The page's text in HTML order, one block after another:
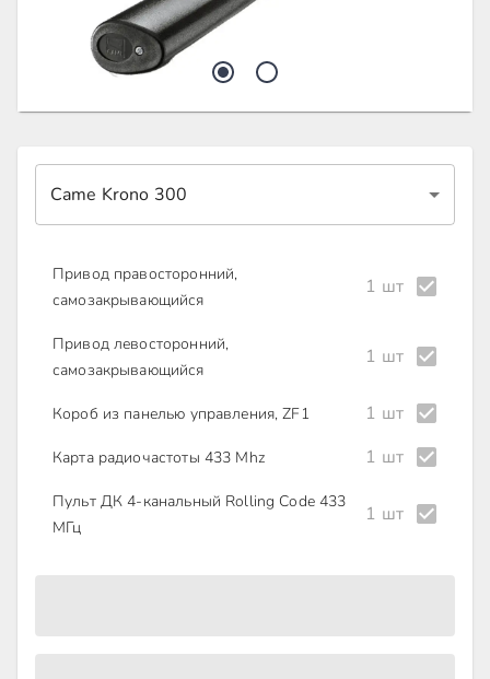
Came Krono 300
Привод правосторонний,
самозакрывающийся
1 шт
Привод левосторонний,
самозакрывающийся
1 шт
Короб из панелью управления, ZF1 1 шт
Карта радиочастоты 433 Mhz 1 шт
Пульт ДК 4-канальный Rolling Code 433
MГц
1 шт